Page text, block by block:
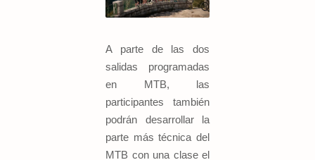
A parte de las dos
salidas programadas
en MTB, las
participantes también
podrán desarrollar la
parte más técnica del
MTB con una clase el